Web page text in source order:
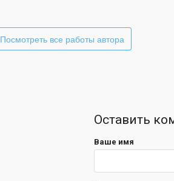
Посмотреть все работы автора
Оставить
Ваше имя